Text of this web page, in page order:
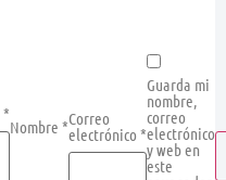
*
Nombre *Correo
electrónico *
Guarda mi
nombre,
correo
electrónico
y web en
este